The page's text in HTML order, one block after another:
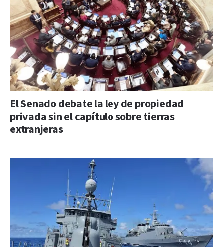
El Senado debate la ley de propiedad
privada sin el capítulo sobre tierras
extranjeras